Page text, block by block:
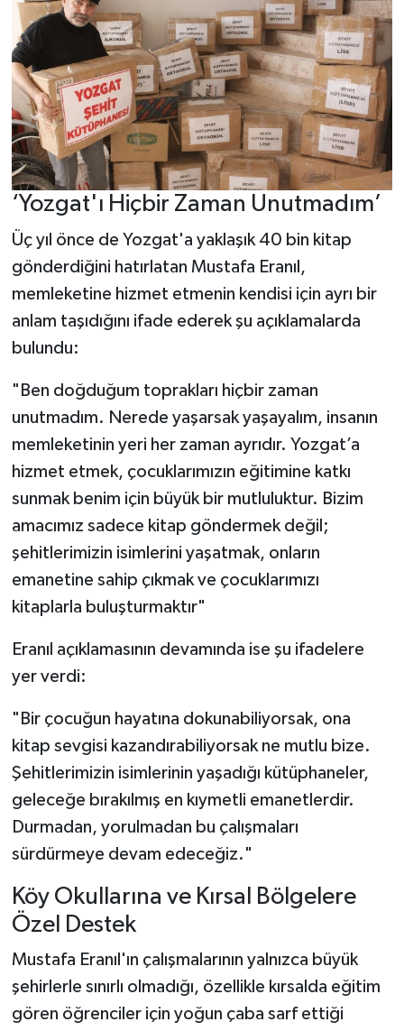
‘Yozgat'ı Hiçbir Zaman Unutmadım’
Üç yıl önce de Yozgat'a yaklaşık 40 bin kitap
gönderdiğini hatırlatan Mustafa Eranıl,
memleketine hizmet etmenin kendisi için ayrı bir
anlam taşıdığını ifade ederek şu açıklamalarda
bulundu:
"Ben doğduğum toprakları hiçbir zaman
unutmadım. Nerede yaşarsak yaşayalım, insanın
memleketinin yeri her zaman ayrıdır. Yozgat’a
hizmet etmek, çocuklarımızın eğitimine katkı
sunmak benim için büyük bir mutluluktur. Bizim
amacımız sadece kitap göndermek değil;
şehitlerimizin isimlerini yaşatmak, onların
emanetine sahip çıkmak ve çocuklarımızı
kitaplarla buluşturmaktır"
Eranıl açıklamasının devamında ise şu ifadelere
yer verdi:
"Bir çocuğun hayatına dokunabiliyorsak, ona
kitap sevgisi kazandırabiliyorsak ne mutlu bize.
Şehitlerimizin isimlerinin yaşadığı kütüphaneler,
geleceğe bırakılmış en kıymetli emanetlerdir.
Durmadan, yorulmadan bu çalışmaları
sürdürmeye devam edeceğiz."
Köy Okullarına ve Kırsal Bölgelere
Özel Destek
Mustafa Eranıl'ın çalışmalarının yalnızca büyük
şehirlerle sınırlı olmadığı, özellikle kırsalda eğitim
gören öğrenciler için yoğun çaba sarf ettiği